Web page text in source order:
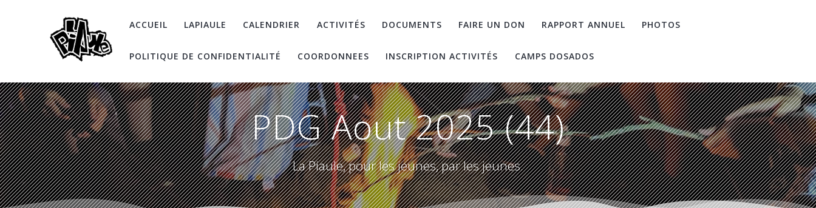
ACCUEIL LAPIAULE CALENDRIER ACTIVITÉS DOCUMENTS FAIRE UN DON RAPPORT ANNUEL PHOTOS
POLITIQUE DE CONFIDENTIALITÉ COORDONNEES INSCRIPTION ACTIVITÉS CAMPS DOSADOS
PDG Aout 2025 (44)
La Piaule, pour les jeunes, par les jeunes.